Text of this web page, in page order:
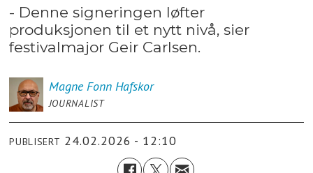
- Denne signeringen løfter
produksjonen til et nytt nivå, sier
festivalmajor Geir Carlsen.
Magne Fonn Hafskor
JOURNALIST
PUBLISERT 24.02.2026 - 12:10